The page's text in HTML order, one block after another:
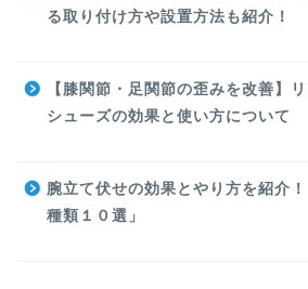
る取り付け方や設置方法も紹介！
【膝関節・足関節の歪みを改善】
シューズの効果と使い方について
腕立て伏せの効果とやり方を紹介
種類１０選」